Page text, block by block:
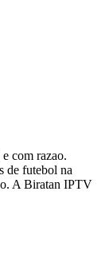
com razao.
de futebol na
A Biratan IPTV